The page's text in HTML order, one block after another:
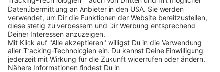
Folge uns auf
* Versandkostenfrei ab 9,00 € Bestellwert innerhalb